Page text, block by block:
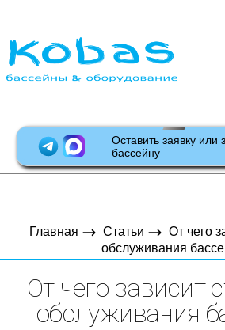
Оставить заявку или
бассейну
Главная
Статьи
От чего
обслуживания
От чего зависит
обслуживания